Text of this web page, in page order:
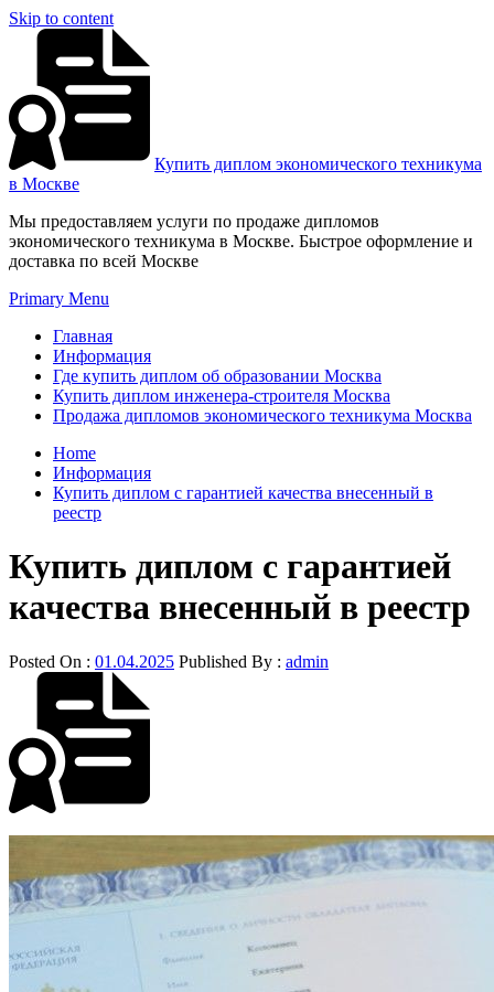
Skip to content
Купить диплом экономического техникума
в Москве
Мы предоставляем услуги по продаже дипломов
экономического техникума в Москве. Быстрое оформление и
доставка по всей Москве
Primary Menu
Главная
Информация
Где купить диплом об образовании Москва
Купить диплом инженера-строителя Москва
Продажа дипломов экономического техникума Москва
Home
Информация
Купить диплом с гарантией качества внесенный в
реестр
Купить диплом с гарантией
качества внесенный в реестр
Posted On : 01.04.2025 Published By : admin